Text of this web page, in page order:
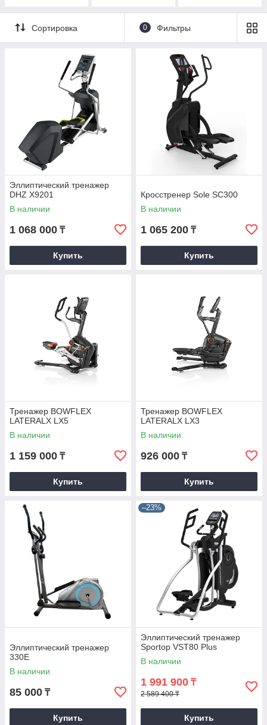
Сортировка 0 Фильтры
Эллиптический тренажер
DHZ X9201
В наличии
1 068 000 ₸
Купить
Кросстренер Sole SC300
В наличии
1 065 200 ₸
Купить
Тренажер BOWFLEX
LATERALX LX5
В наличии
1 159 000 ₸
Купить
Тренажер BOWFLEX
LATERALX LX3
В наличии
926 000 ₸
Купить
Эллиптический тренажер
330E
В наличии
85 000 ₸
Купить
–23%
Эллиптический тренажер
Sportop VST80 Plus
В наличии
1 991 900 ₸
2 589 400 ₸
Купить